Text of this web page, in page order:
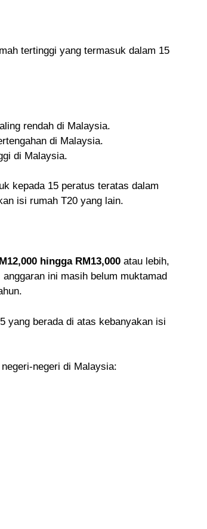
tertinggi yang termasuk dalam 15
rendah di Malaysia.
di Malaysia.
di Malaysia.
kepada 15 peratus teratas dalam
isi rumah T20 yang lain.
hingga RM13,000 atau lebih,
ini masih belum muktamad
yang berada di atas kebanyakan isi
negeri di Malaysia: